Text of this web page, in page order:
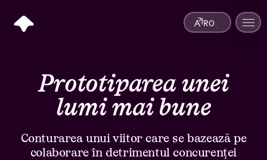
Prototiparea unei
lumi mai bune
Conturarea unui viitor care se bazează pe
colaborare în detrimentul concurenței
RO